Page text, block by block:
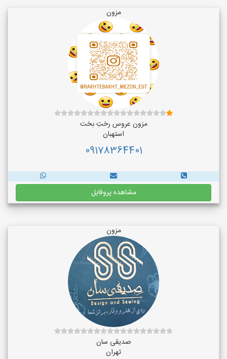
مزون
مزون عروس رختِ بخت
استهبان
09178364401
مشاهده پروفایل
مزون
صدیقی سان
تهران